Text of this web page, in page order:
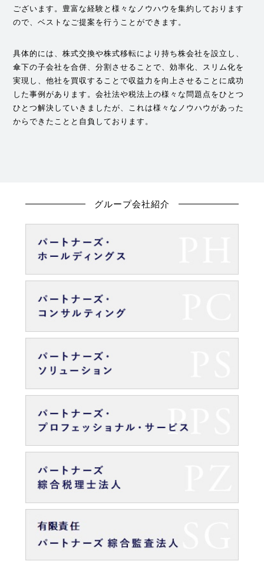
ございます。豊富な経験と様々なノウハウを集約しております
ので、ベストなご提案を行うことができます。
具体的には、株式交換や株式移転により持ち株会社を設立し、
傘下の子会社を合併、分割させることで、効率化、スリム化を
実現し、他社を買収することで収益力を向上させることに成功
した事例があります。会社法や税法上の様々な問題点をひとつ
ひとつ解決していきましたが、これは様々なノウハウがあった
からできたことと自負しております。
グループ会社紹介